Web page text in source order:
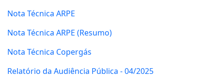
Nota Técnica ARPE
Nota Técnica ARPE (Resumo)
Nota Técnica Copergás
Relatório da Audiência Pública - 04/2025